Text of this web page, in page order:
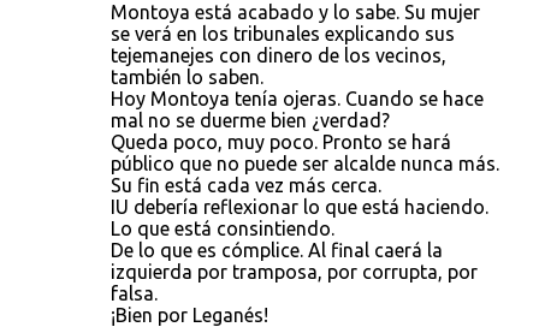
Montoya está acabado y lo sabe. Su mujer
se verá en los tribunales explicando sus
tejemanejes con dinero de los vecinos,
también lo saben.
Hoy Montoya tenía ojeras. Cuando se hace
mal no se duerme bien ¿verdad?
Queda poco, muy poco. Pronto se hará
público que no puede ser alcalde nunca más.
Su fin está cada vez más cerca.
IU debería reflexionar lo que está haciendo.
Lo que está consintiendo.
De lo que es cómplice. Al final caerá la
izquierda por tramposa, por corrupta, por
falsa.
¡Bien por Leganés!